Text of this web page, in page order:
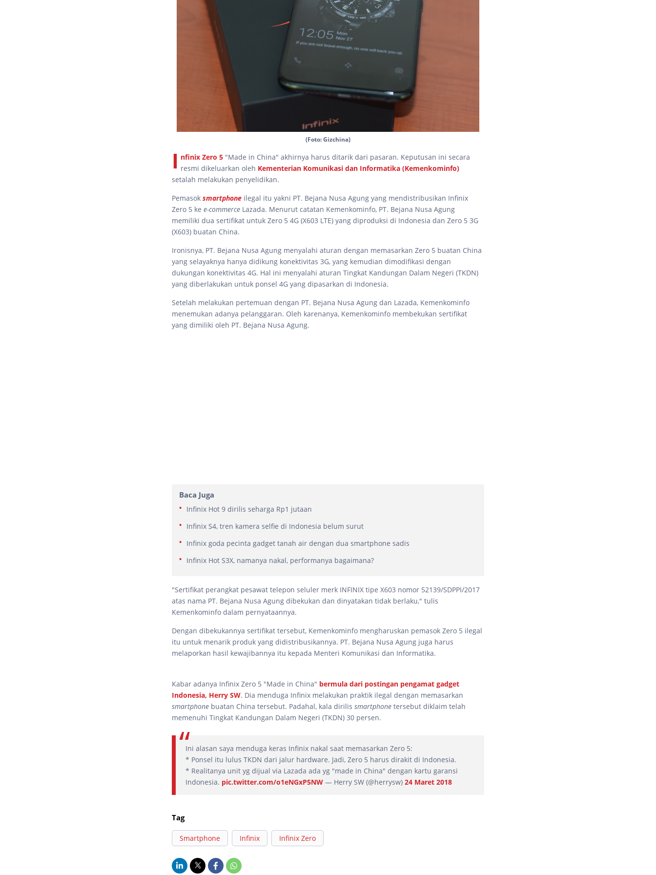
(Foto: Gizchina)
I nfinix Zero 5 "Made in China" akhirnya harus ditarik dari pasaran. Keputusan ini secara
resmi dikeluarkan oleh Kementerian Komunikasi dan Informatika (Kemenkominfo)
setalah melakukan penyelidikan.
Pemasok smartphone ilegal itu yakni PT. Bejana Nusa Agung yang mendistribusikan Infinix
Zero 5 ke e-commerce Lazada. Menurut catatan Kemenkominfo, PT. Bejana Nusa Agung
memiliki dua sertifikat untuk Zero 5 4G (X603 LTE) yang diproduksi di Indonesia dan Zero 5 3G
(X603) buatan China.
Ironisnya, PT. Bejana Nusa Agung menyalahi aturan dengan memasarkan Zero 5 buatan China
yang selayaknya hanya didikung konektivitas 3G, yang kemudian dimodifikasi dengan
dukungan konektivitas 4G. Hal ini menyalahi aturan Tingkat Kandungan Dalam Negeri (TKDN)
yang diberlakukan untuk ponsel 4G yang dipasarkan di Indonesia.
Setelah melakukan pertemuan dengan PT. Bejana Nusa Agung dan Lazada, Kemenkominfo
menemukan adanya pelanggaran. Oleh karenanya, Kemenkominfo membekukan sertifikat
yang dimiliki oleh PT. Bejana Nusa Agung.
Baca Juga
Infinix Hot 9 dirilis seharga Rp1 jutaan
Infinix S4, tren kamera selfie di Indonesia belum surut
Infinix goda pecinta gadget tanah air dengan dua smartphone sadis
Infinix Hot S3X, namanya nakal, performanya bagaimana?
"Sertifikat perangkat pesawat telepon seluler merk INFINIX tipe X603 nomor 52139/SDPPI/2017
atas nama PT. Bejana Nusa Agung dibekukan dan dinyatakan tidak berlaku," tulis
Kemenkominfo dalam pernyataannya.
Dengan dibekukannya sertifikat tersebut, Kemenkominfo mengharuskan pemasok Zero 5 ilegal
itu untuk menarik produk yang didistribusikannya. PT. Bejana Nusa Agung juga harus
melaporkan hasil kewajibannya itu kepada Menteri Komunikasi dan Informatika.
Kabar adanya Infinix Zero 5 "Made in China" bermula dari postingan pengamat gadget
Indonesia, Herry SW. Dia menduga Infinix melakukan praktik ilegal dengan memasarkan
smartphone buatan China tersebut. Padahal, kala dirilis smartphone tersebut diklaim telah
memenuhi Tingkat Kandungan Dalam Negeri (TKDN) 30 persen.
Ini alasan saya menduga keras Infinix nakal saat memasarkan Zero 5:
* Ponsel itu lulus TKDN dari jalur hardware. Jadi, Zero 5 harus dirakit di Indonesia.
* Realitanya unit yg dijual via Lazada ada yg "made in China" dengan kartu garansi
Indonesia. pic.twitter.com/o1eNGxP5NW — Herry SW (@herrysw) 24 Maret 2018
Tag
Smartphone Infinix Infinix Zero